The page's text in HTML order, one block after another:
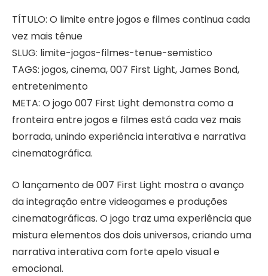
TÍTULO: O limite entre jogos e filmes continua cada
vez mais tênue
SLUG: limite-jogos-filmes-tenue-semistico
TAGS: jogos, cinema, 007 First Light, James Bond,
entretenimento
META: O jogo 007 First Light demonstra como a
fronteira entre jogos e filmes está cada vez mais
borrada, unindo experiência interativa e narrativa
cinematográfica.
O lançamento de 007 First Light mostra o avanço
da integração entre videogames e produções
cinematográficas. O jogo traz uma experiência que
mistura elementos dos dois universos, criando uma
narrativa interativa com forte apelo visual e
emocional.